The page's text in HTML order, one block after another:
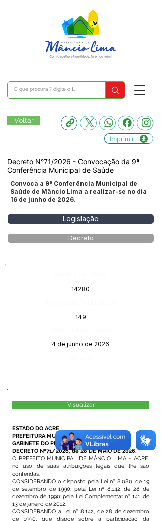
Voltar
Imprimir
Decreto N°71/2026 - Convocação da 9ª
Conferência Municipal de Saúde
Convoca a 9ª Conferência Municipal de
Saúde de Mâncio Lima a realizar-se no dia
16 de junho de 2026.
Legislação
Decreto
14280
149
4 de junho de 2026
Visualizar
ESTADO DO ACRE
PREFEITURA MUNICIPAL DE MÂNCIO LIMA
GABINETE DO PREFEITO
DECRETO Nº71/2026, de 28 DE MAIO DE 2026.
O PREFEITO MUNICIPAL DE MÂNCIO LIMA – ACRE,
no uso de suas atribuições legais que lhe são
conferidas.
CONSIDERANDO o disposto pela Lei nº 8.080, de 19
de setembro de 1990; pela Lei nº 8.142, de 28 de
dezembro de 1990; pela Lei Complementar nº 141, de
13 de janeiro de 2012;
CONSIDERANDO a Lei nº 8.142, de 28 de dezembro
de 1990, que dispõe sobre a participação da